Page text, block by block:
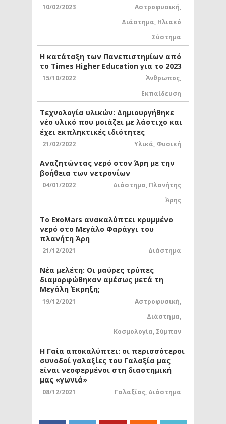
10/02/2023 Αστροφυσική,
Διάστημα, Ηλιακό
Σύστημα
Η κατάταξη των Πανεπιστημίων από
το Times Higher Education για το 2023
15/10/2022 Άνθρωπος,
Εκπαίδευση
Τεχνολογία υλικών: Δημιουργήθηκε
νέο υλικό που μοιάζει με λάστιχο και
έχει εκπληκτικές ιδιότητες
21/02/2022 Υλικά, Φυσική
Αναζητώντας νερό στον Άρη με την
βοήθεια των νετρονίων
04/01/2022 Διάστημα, Πλανήτης
Άρης
Το ExoMars ανακαλύπτει κρυμμένο
νερό στο Μεγάλο Φαράγγι του
πλανήτη Άρη
21/12/2021 Διάστημα
Νέα μελέτη: Οι μαύρες τρύπες
διαμορφώθηκαν αμέσως μετά τη
Μεγάλη Έκρηξη;
19/12/2021 Αστροφυσική,
Διάστημα,
Κοσμολογία, Σύμπαν
Η Γαία αποκαλύπτει: οι περισσότεροι
συνοδοί γαλαξίες του Γαλαξία μας
είναι νεοφερμένοι στη διαστημική
μας «γωνιά»
08/12/2021 Γαλαξίας, Διάστημα